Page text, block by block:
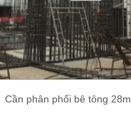
Cần phân phối bê tông 28m